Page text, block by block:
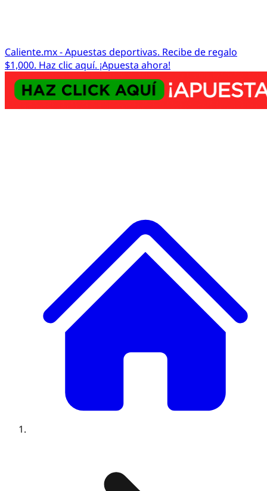
Caliente.mx - Apuestas deportivas. Recibe de regalo
$1,000. Haz clic aquí. ¡Apuesta ahora!